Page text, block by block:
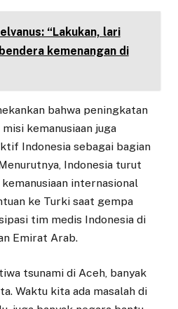
“Lakukan, lari
kemenangan di
bahwa peningkatan
kemanusiaan juga
Indonesia sebagai bagian
Indonesia turut
internasional
ke Turki saat gempa
tim medis Indonesia di
Emirat Arab.
tsunami di Aceh, banyak
Waktu kita ada masalah di